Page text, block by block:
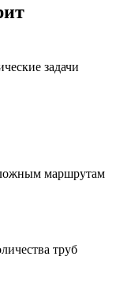
задачи
маршрутам
труб